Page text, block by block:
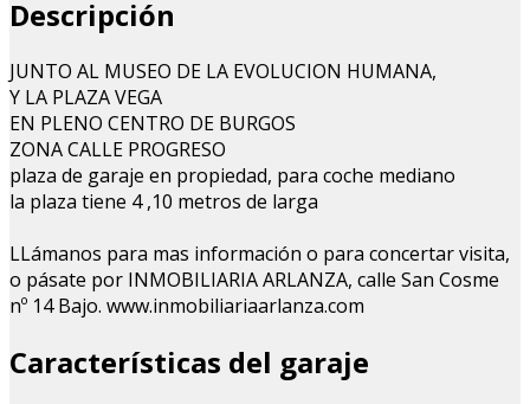
Descripción
JUNTO AL MUSEO DE LA EVOLUCION HUMANA,
Y LA PLAZA VEGA
EN PLENO CENTRO DE BURGOS
ZONA CALLE PROGRESO
plaza de garaje en propiedad, para coche mediano
la plaza tiene 4 ,10 metros de larga
LLámanos para mas información o para concertar visita,
o pásate por INMOBILIARIA ARLANZA, calle San Cosme
nº 14 Bajo. www.inmobiliariaarlanza.com
Características del garaje